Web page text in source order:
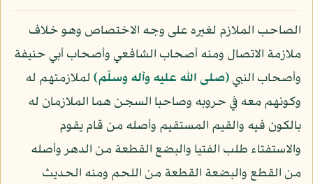
الصاحب الملازم لغيره على وجه الاختصاص وهو خلاف
ملازمة الاتصال ومنه أصحاب الشافعي وأصحاب أبي حنيفة
وأصحاب النبي(صلى الله عليه وآله وسلّم)لملازمتهم له
وكونهم معه في حروبه وصاحبا السجن هما الملازمان له
بالكون فيه والقيم المستقيم وأصله من قام يقوم
والاستفتاء طلب الفتيا والبضع القطعة من الدهر وأصله
من القطع والبضعة القطعة من اللحم ومنه الحديث